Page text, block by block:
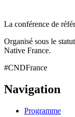
La conférence de
Organisé sous le
Native France.
#CNDFrance
Navigation
Programme